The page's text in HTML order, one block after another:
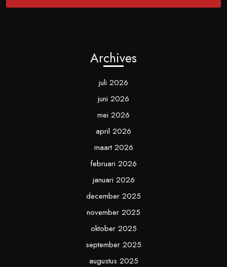
Archives
juli 2026
juni 2026
mei 2026
april 2026
maart 2026
februari 2026
januari 2026
december 2025
november 2025
oktober 2025
september 2025
augustus 2025